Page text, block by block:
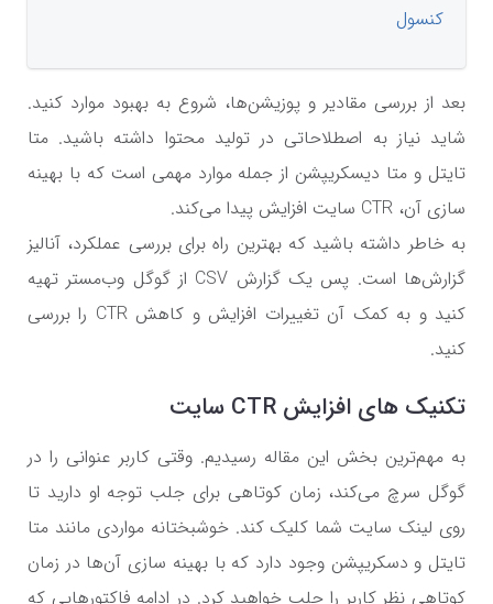
کنسول
بعد از بررسی مقادیر و پوزیشن‌ها، شروع به بهبود موارد کنید.
شاید نیاز به اصطلاحاتی در تولید محتوا داشته باشید. متا
تایتل و متا دیسکریپشن از جمله موارد مهمی است که با بهینه
سازی آن، CTR سایت افزایش پیدا می‌کند.
به خاطر داشته باشید که بهترین راه برای بررسی عملکرد، آنالیز
گزارش‌ها است. پس یک گزارش CSV از گوگل وب‌مستر تهیه
کنید و به کمک آن تغییرات افزایش و کاهشCTR را بررسی
کنید.
تکنیک های افزایش CTR سایت
به مهم‌ترین بخش این مقاله رسیدیم. وقتی کاربر عنوانی را در
گوگل سرچ می‌کند، زمان کوتاهی برای جلب توجه او دارید تا
روی لینک سایت شما کلیک کند. خوشبختانه مواردی مانند متا
تایتل و دسکریپشن وجود دارد که با بهینه سازی آن‌ها در زمان
کوتاهی نظر کاربر را جلب خواهید کرد. در ادامه فاکتورهایی که